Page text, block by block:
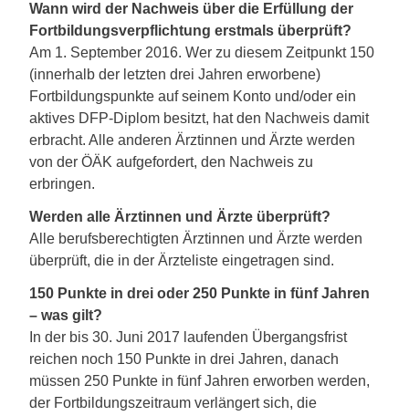
Wann wird der Nachweis über die Erfüllung der
Fortbildungsverpflichtung erstmals überprüft?
Am 1. September 2016. Wer zu diesem Zeitpunkt 150
(innerhalb der letzten drei Jahren erworbene)
Fortbildungspunkte auf seinem Konto und/oder ein
aktives DFP-Diplom besitzt, hat den Nachweis damit
erbracht. Alle anderen Ärztinnen und Ärzte werden
von der ÖÄK aufgefordert, den Nachweis zu
erbringen.
Werden alle Ärztinnen und Ärzte überprüft?
Alle berufsberechtigten Ärztinnen und Ärzte werden
überprüft, die in der Ärzteliste eingetragen sind.
150 Punkte in drei oder 250 Punkte in fünf Jahren
– was gilt?
In der bis 30. Juni 2017 laufenden Übergangsfrist
reichen noch 150 Punkte in drei Jahren, danach
müssen 250 Punkte in fünf Jahren erworben werden,
der Fortbildungszeitraum verlängert sich, die